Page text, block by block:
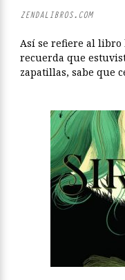
ZENDALIBROS.COM
Así se refiere al
recuerda que
zapatillas, sabe que